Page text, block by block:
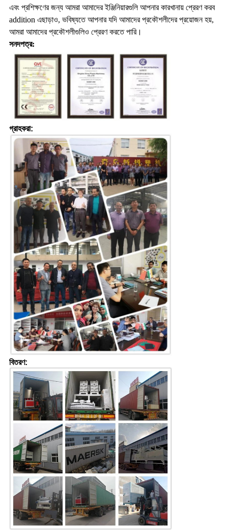
এবং প্রশিক্ষণের জন্য আমরা আমাদের ইঞ্জিনিয়ারগুলি আপনার কারখানায় প্রেরণ করব
addition এছাড়াও, ভবিষ্যতে আপনার যদি আমাদের প্রকৌশলীদের প্রয়োজন হয়,
আমরা আমাদের প্রকৌশলীগুলিও প্রেরণ করতে পারি।
সনদপত্র:
গ্রাহকরা:
বিতরণ: